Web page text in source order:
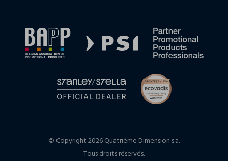
© Copyright 2026 Quatrième Dimension s.a.
Tous droits réservés.